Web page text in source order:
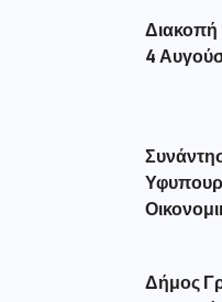
Διακοπή
4
Δήμος